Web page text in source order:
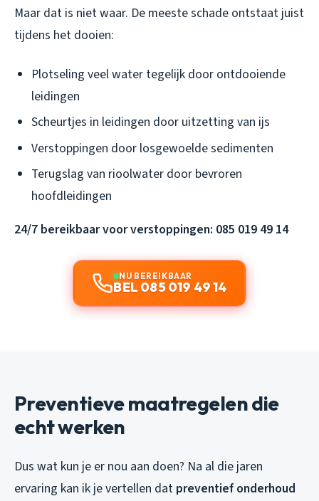
Maar dat is niet waar. De meeste schade ontstaat juist
tijdens het dooien:
Plotseling veel water tegelijk door ontdooiende
leidingen
Scheurtjes in leidingen door uitzetting van ijs
Verstoppingen door losgewoelde sedimenten
Terugslag van rioolwater door bevroren
hoofdleidingen
24/7 bereikbaar voor verstoppingen: 085 019 49 14
NU BEREIKBAAR
BEL 085 019 49 14
Preventieve maatregelen die
echt werken
Dus wat kun je er nou aan doen? Na al die jaren
ervaring kan ik je vertellen dat preventief onderhoud